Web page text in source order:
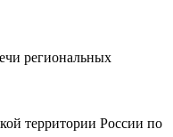
региональных
территории России по